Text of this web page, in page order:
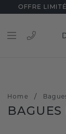
OFFRE
Home /
BAGUES